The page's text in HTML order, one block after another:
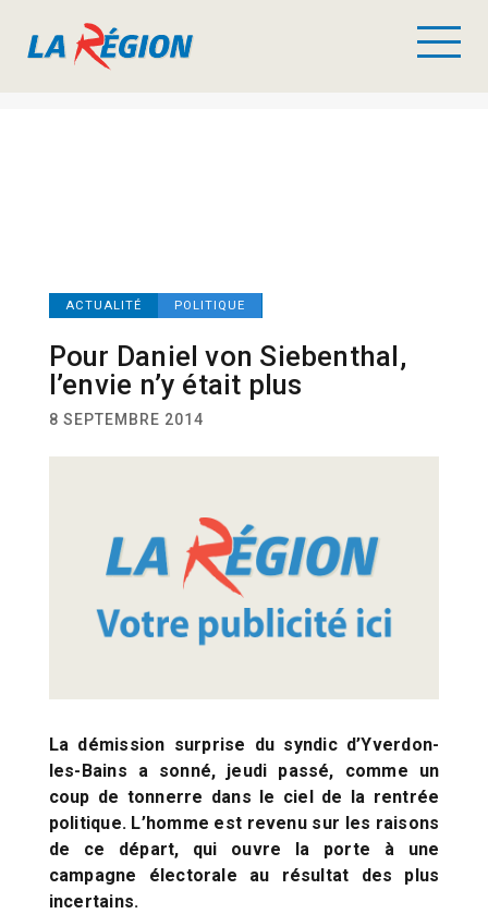
ACTUALITÉ POLITIQUE
Pour Daniel von Siebenthal,
l’envie n’y était plus
8 SEPTEMBRE 2014
La démission surprise du syndic d’Yverdon-
les-Bains a sonné, jeudi passé, comme un
coup de tonnerre dans le ciel de la rentrée
politique. L’homme est revenu sur les raisons
de ce départ, qui ouvre la porte à une
campagne électorale au résultat des plus
incertains.